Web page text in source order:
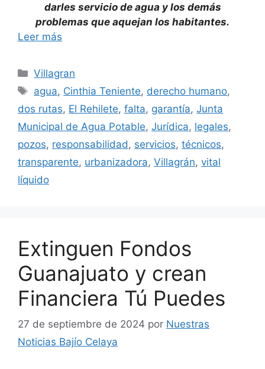
darles servicio de agua y los demás
problemas que aquejan los habitantes.
Leer más
Categorías
Villagran
Etiquetas
agua, Cinthia Teniente, derecho humano,
dos rutas, El Rehilete, falta, garantía, Junta
Municipal de Agua Potable, Jurídica, legales,
pozos, responsabilidad , servicios, técnicos,
transparente, urbanizadora, Villagrán, vital
líquido
Extinguen Fondos
Guanajuato y crean
Financiera Tú Puedes
27 de septiembre de 2024 por Nuestras
Noticias Bajío Celaya